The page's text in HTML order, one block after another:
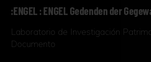
:ENGEL : ENGEL Gedenden der
Laboratorio de Investigación
Documento